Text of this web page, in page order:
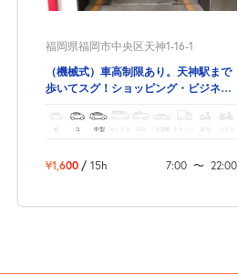
福岡県福岡市中央区天神1-16-1
（機械式）車高制限あり。天神駅まで
歩いてスグ！ショッピング・ビジネ
軽 コ 中型 ボックス SUV 大型車 トラック バイク
¥1,600 / 15h 7:00 〜 22:00